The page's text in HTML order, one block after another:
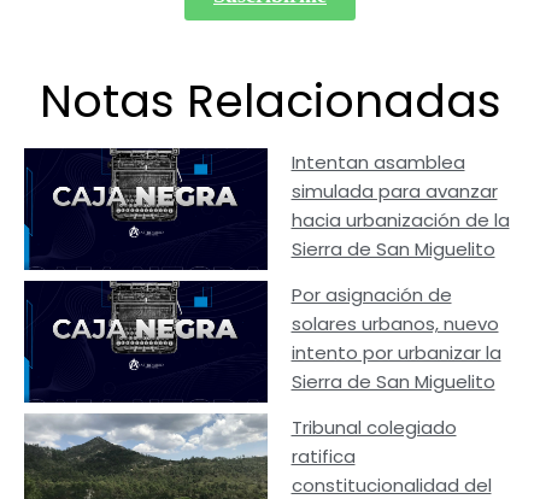
Notas Relacionadas
Intentan asamblea
simulada para avanzar
hacia urbanización de la
Sierra de San Miguelito
Por asignación de
solares urbanos, nuevo
intento por urbanizar la
Sierra de San Miguelito
Tribunal colegiado
ratifica
constitucionalidad del